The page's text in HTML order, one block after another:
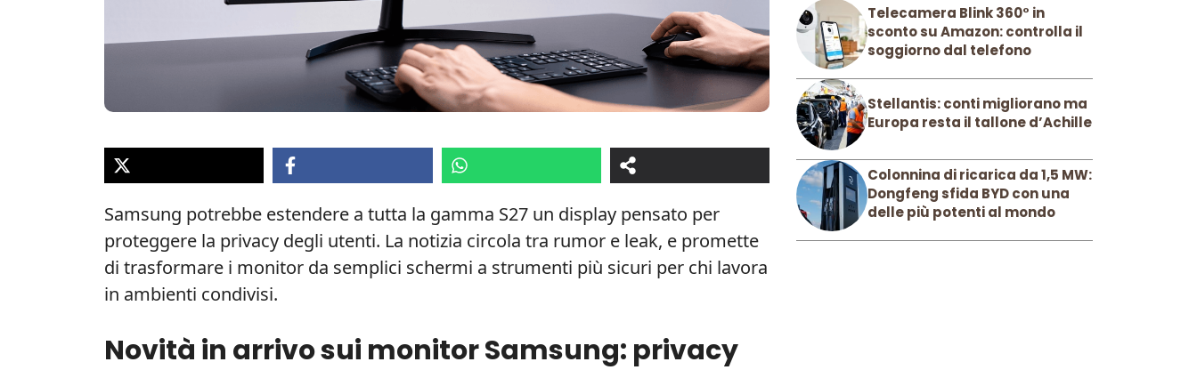
Samsung potrebbe estendere a tutta la gamma S27 un display pensato per
proteggere la privacy degli utenti. La notizia circola tra rumor e leak, e promette
di trasformare i monitor da semplici schermi a strumenti più sicuri per chi lavora
in ambienti condivisi.
Novità in arrivo sui monitor Samsung: privacy
Telecamera Blink 360° in
sconto su Amazon: controlla il
soggiorno dal telefono
Stellantis: conti migliorano ma
Europa resta il tallone d’Achille
Colonnina di ricarica da 1,5 MW:
Dongfeng sfida BYD con una
delle più potenti al mondo